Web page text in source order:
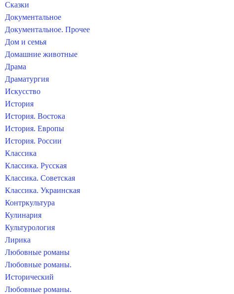
Сказки
Документальное
Документальное. Прочее
Дом и семья
Домашние животные
Драма
Драматургия
Искусство
История
История. Востока
История. Европы
История. России
Классика
Классика. Русская
Классика. Советская
Классика. Украинская
Контркультура
Кулинария
Культурология
Лирика
Любовные романы
Любовные романы.
Исторический
Любовные романы.